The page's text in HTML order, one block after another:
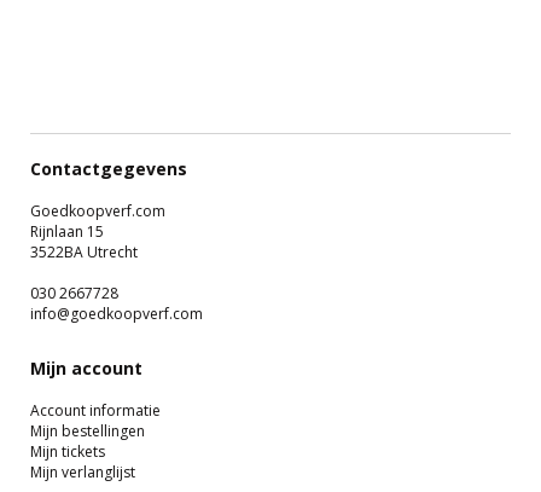
Contactgegevens
Goedkoopverf.com
Rijnlaan 15
3522BA Utrecht
030 2667728
info@goedkoopverf.com
Mijn account
Account informatie
Mijn bestellingen
Mijn tickets
Mijn verlanglijst